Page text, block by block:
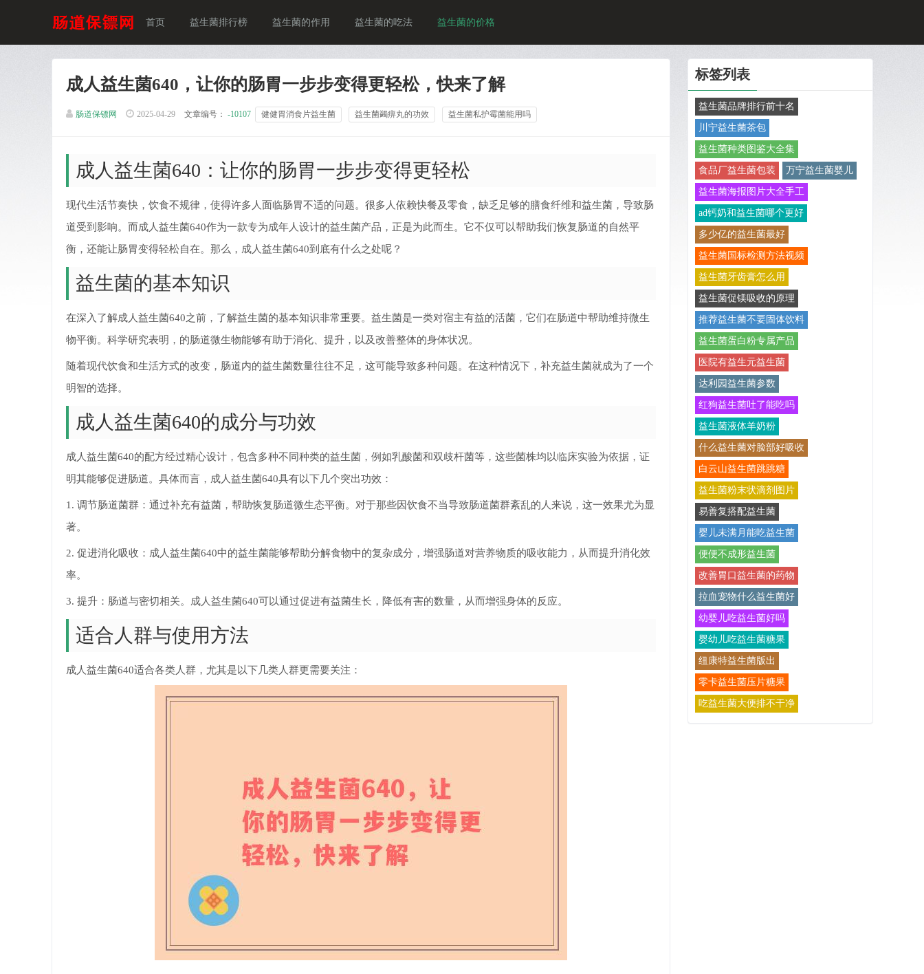
首页 益生菌排行榜 益生菌的作用 益生菌的吃法 益生菌的价格
成人益生菌640，让你的肠胃一步步变得更轻松，快来了解
肠道保镖网 2025-04-29 文章编号： -10107 健健胃消食片益生菌 益生菌蠲痹丸的功效 益生菌私护霉菌能用吗
成人益生菌640：让你的肠胃一步步变得更轻松
现代生活节奏快，饮食不规律，使得许多人面临肠胃不适的问题。很多人依赖快餐及零食，缺乏足够的膳食纤维和益生菌，导致肠
道受到影响。而成人益生菌640作为一款专为成年人设计的益生菌产品，正是为此而生。它不仅可以帮助我们恢复肠道的自然平
衡，还能让肠胃变得轻松自在。那么，成人益生菌640到底有什么之处呢？
益生菌的基本知识
在深入了解成人益生菌640之前，了解益生菌的基本知识非常重要。益生菌是一类对宿主有益的活菌，它们在肠道中帮助维持微生
物平衡。科学研究表明，的肠道微生物能够有助于消化、提升，以及改善整体的身体状况。
随着现代饮食和生活方式的改变，肠道内的益生菌数量往往不足，这可能导致多种问题。在这种情况下，补充益生菌就成为了一个
明智的选择。
成人益生菌640的成分与功效
成人益生菌640的配方经过精心设计，包含多种不同种类的益生菌，例如乳酸菌和双歧杆菌等，这些菌株均以临床实验为依据，证
明其能够促进肠道。具体而言，成人益生菌640具有以下几个突出功效：
1. 调节肠道菌群：通过补充有益菌，帮助恢复肠道微生态平衡。对于那些因饮食不当导致肠道菌群紊乱的人来说，这一效果尤为显
著。
2. 促进消化吸收：成人益生菌640中的益生菌能够帮助分解食物中的复杂成分，增强肠道对营养物质的吸收能力，从而提升消化效
率。
3. 提升：肠道与密切相关。成人益生菌640可以通过促进有益菌生长，降低有害的数量，从而增强身体的反应。
适合人群与使用方法
成人益生菌640适合各类人群，尤其是以下几类人群更需要关注：
标签列表
益生菌品牌排行前十名
川宁益生菌茶包
益生菌种类图鉴大全集
食品厂益生菌包装 万宁益生菌婴儿
益生菌海报图片大全手工
ad钙奶和益生菌哪个更好
多少亿的益生菌最好
益生菌国标检测方法视频
益生菌牙齿膏怎么用
益生菌促镁吸收的原理
推荐益生菌不要固体饮料
益生菌蛋白粉专属产品
医院有益生元益生菌
达利园益生菌参数
红狗益生菌吐了能吃吗
益生菌液体羊奶粉
什么益生菌对脸部好吸收
白云山益生菌跳跳糖
益生菌粉末状滴剂图片
易善复搭配益生菌
婴儿未满月能吃益生菌
便便不成形益生菌
改善胃口益生菌的药物
拉血宠物什么益生菌好
幼婴儿吃益生菌好吗
婴幼儿吃益生菌糖果
纽康特益生菌版出
零卡益生菌压片糖果
吃益生菌大便排不干净